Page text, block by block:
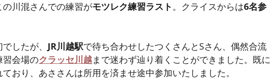
川混さんでの練習がモツレク練習ラスト。クライスからは6名参
したが、 JR川越駅で待ち合わせしたつくさんとSさん、偶然合流
習会場のクラッセ川越まで迷わず辿り着くことができました。既に
おり、あささんは所用を済ませ途中参加いたしました。